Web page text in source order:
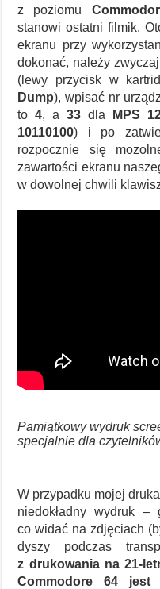
z poziomu
stanowi ostatni filmik.
ekranu przy
dokonać, należy
(lewy przycisk w
Dump), wpisać nr
to4, a33 dla MPS
10110100) i po
rozpocznie się
zawartości ekranu
w dowolnej chwili
Pamiątkowy wydruk
specjalnie dla
W przypadku mojej
niedokładny wydruk
co widać na zdjęciach
dyszy podczas
z drukowania na 21-
Commodore 64 jest